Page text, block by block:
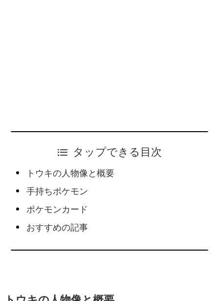
タップできる目次
トウキの人物像と概要
手持ちポケモン
ポケモンカード
おすすめの記事